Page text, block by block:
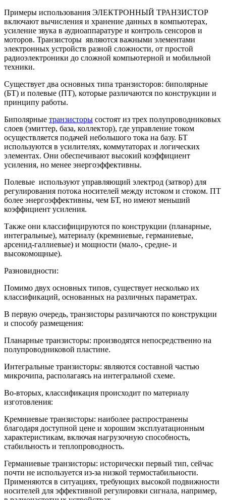
Примеры использования ЭЛЕКТРОННЫЙ ТРАНЗИСТОР
включают вычисления и хранение данных в компьютерах,
усиление звука в аудиоаппаратуре и контроль сенсоров и
моторов. Транзисторы являются важными элементами
электронных устройств разной сложности, от простой
радиоэлектроники до сложной компьютерной и мобильной
техники.
Существует два основных типа транзисторов: биполярные
(БТ) и полевые (ПТ), которые различаются по конструкции и
принципу работы.
Биполярные транзисторы состоят из трех полупроводниковых
слоев (эмиттер, база, коллектор), где управление током
осуществляется подачей небольшого тока на базу. БТ
используются в усилителях, коммутаторах и логических
элементах. Они обеспечивают высокий коэффициент
усиления, но менее энергоэффективны.
Полевые используют управляющий электрод (затвор) для
регулирования потока носителей между истоком и стоком. ПТ
более энергоэффективны, чем БТ, но имеют меньший
коэффициент усиления.
Также они классифицируются по конструкции (планарные,
интегральные), материалу (кремниевые, германиевые,
арсенид-галлиевые) и мощности (мало-, средне- и
высокомощные).
Разновидности:
Помимо двух основных типов, существует несколько их
классификаций, основанных на различных параметрах.
В первую очередь, транзисторы различаются по конструкции
и способу размещения:
Планарные транзисторы: производятся непосредственно на
полупроводниковой пластине.
Интегральные транзисторы: являются составной частью
микрочипа, располагаясь на интегральной схеме.
Во-вторых, классификация происходит по материалу
изготовления:
Кремниевые транзисторы: наиболее распространены
благодаря доступной цене и хорошим эксплуатационным
характеристикам, включая нагрузочную способность,
стабильность и теплопроводность.
Германиевые транзисторы: исторически первый тип, сейчас
почти не используется из-за низкой термостабильности.
Применяются в ситуациях, требующих высокой подвижности
носителей для эффективной регулировки сигнала, например,